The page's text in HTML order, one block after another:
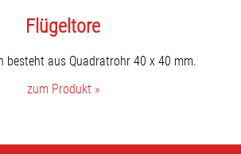
Flügeltore
besteht aus Quadratrohr 40 x 40 mm.
zum Produkt »